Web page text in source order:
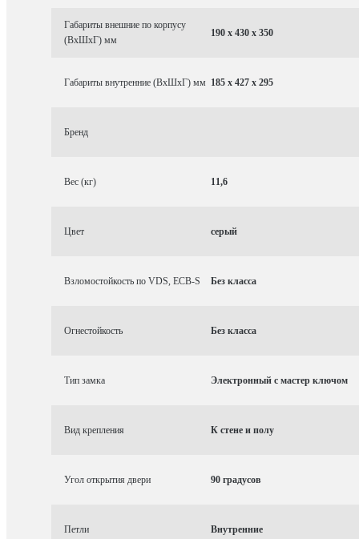
Габариты внешние по корпусу
(ВхШхГ) мм
190 x 430 x 350
Габариты внутренние (ВхШхГ) мм 185 x 427 x 295
Бренд
Вес (кг) 11,6
Цвет серый
Взломостойкость по VDS, ECB-S Без класса
Огнестойкость Без класса
Тип замка Электронный с мастер ключом
Вид крепления К стене и полу
Угол открытия двери 90 градусов
Петли Внутренние